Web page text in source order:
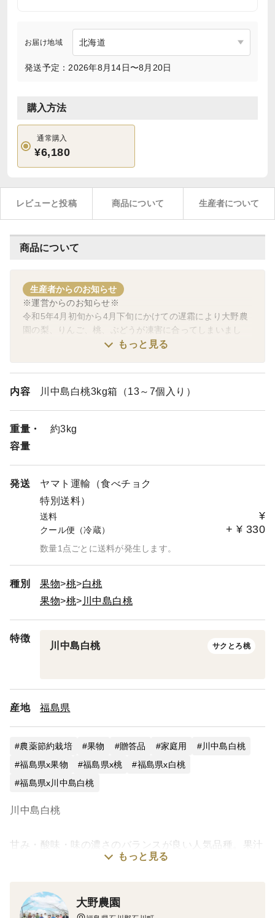
お届け地域
発送予定：2026年8月14日〜8月20日
購入方法
通常購入
¥6,180
レビューと投稿 商品について 生産者について
商品について
生産者からのお知らせ
※運営からのお知らせ※
令和5年4月初旬から4月下旬にかけての遅霜により大野農
園の梨、りんご、桃、ぶどうが凍害に合ってしまいまし
た。防霜対策としては全圃場に火を焚くなど、出来る限り
す。皆様のご支援、ご協力に感謝しながら、残っている果
実をお届けできるように務めていきますとの事です。大野
農園さんを食べて応援！よろしくお願いいたします。
もっと見る
内容 川中島白桃3kg箱（13～7個入り）
重量・
容量
約3kg
発送
ヤマト運輸（食べチョク
特別送料）
送料 ¥
クール便（冷蔵） + ¥ 330
数量1点ごとに送料が発生します。
種別 果物 桃
白桃
果物
桃 川中島白桃
特徴
川中島白桃 サクとろ桃
産地 福島県
農薬節約栽培 果物 贈答品 家庭用
川中島白桃
福島県x果物
福島県x桃
福島県x白桃
福島県x川中島白桃
川中島白桃
甘み・酸味・味の濃さのバランスが良い人気品種。果汁
豊富な大玉桃を楽しみたい方におすすめです。
※ 発送方法はクール便のみになります。
もっと見る
大野農園